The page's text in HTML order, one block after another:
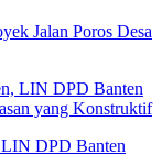
Jalan Poros Desa
LIN DPD Banten